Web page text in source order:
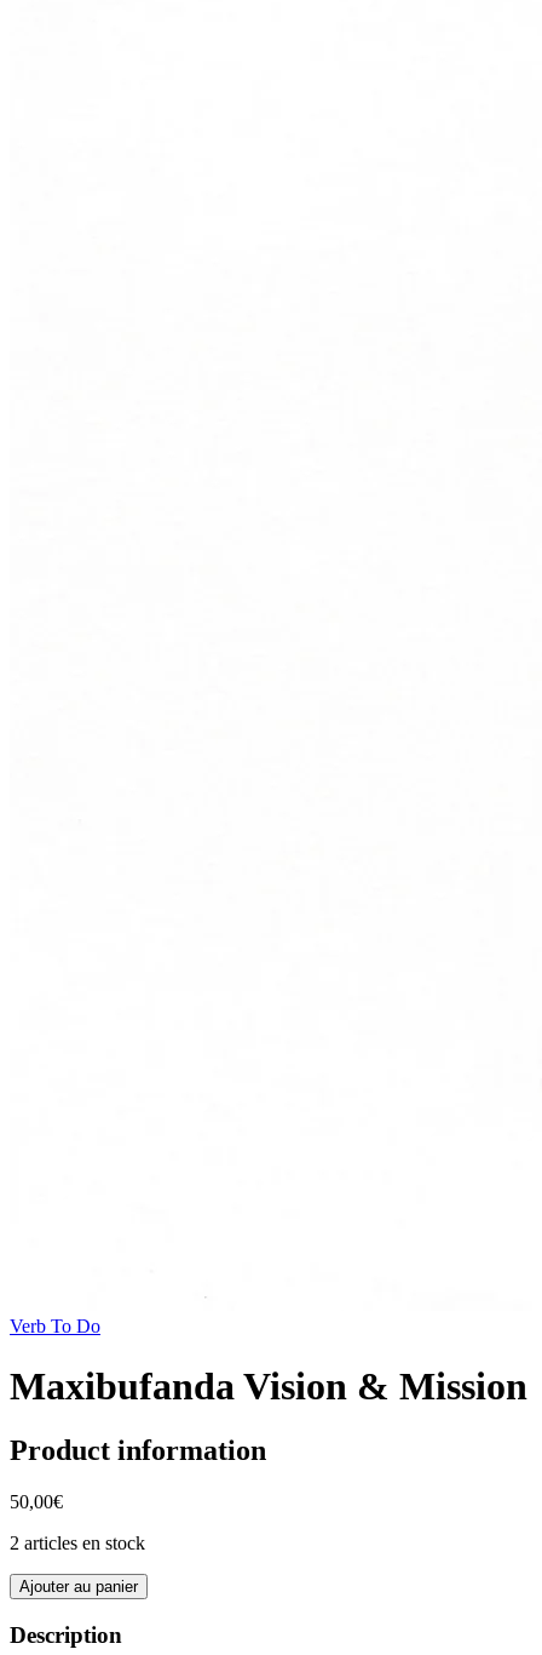
Verb To Do
Maxibufanda Vision & Mission
Product information
50,00€
2 articles en stock
Ajouter au panier
Description